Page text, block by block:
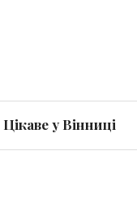
Цікаве у Вінниці